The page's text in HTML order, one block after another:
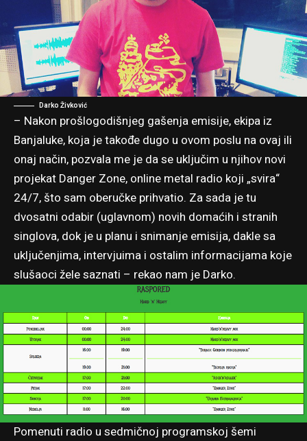
Darko Živković
– Nakon prošlogodišnjeg gašenja emisije, ekipa iz
Banjaluke, koja je takođe dugo u ovom poslu na ovaj ili
onaj način, pozvala me je da se uključim u njihov novi
projekat Danger Zone, online metal radio koji „svira“
24/7, što sam oberučke prihvatio. Za sada je tu
dvosatni odabir (uglavnom) novih domaćih i stranih
singlova, dok je u planu i snimanje emisija, dakle sa
uključenjima, intervjuima i ostalim informacijama koje
slušaoci žele saznati – rekao nam je Darko.
Pomenuti radio u sedmičnoj programskoj šemi